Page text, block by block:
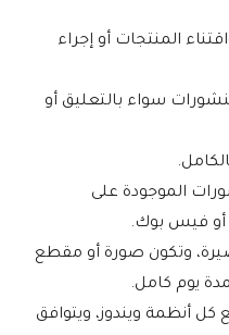
المنتجات أو إجراء
سواء بالتعليق أو
الموجودة على
أو فيس بوك.
وتكون صورة أو مقطع
يوم كامل.
كل أنظمة ويندوز، ويتوافق